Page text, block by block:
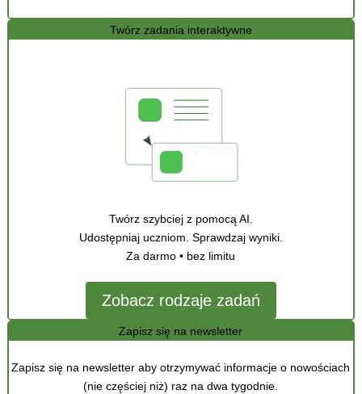
Twórz zadania interaktywne
Twórz szybciej z pomocą AI.
Udostępniaj uczniom. Sprawdzaj wyniki.
Za darmo • bez limitu
Zobacz rodzaje zadań
Zapisz się na newsletter
Zapisz się na newsletter aby otrzymywać informacje o nowościach
(nie częściej niż) raz na dwa tygodnie.